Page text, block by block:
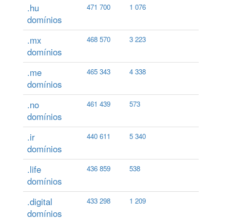
.hu
domínios
471 700 1 076
.mx
domínios
468 570 3 223
.me
domínios
465 343 4 338
.no
domínios
461 439 573
.ir
domínios
440 611 5 340
.life
domínios
436 859 538
.digital
domínios
433 298 1 209